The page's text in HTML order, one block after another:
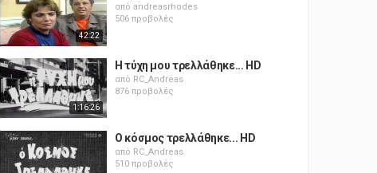
42:22
από andreasrhodes
506 προβολές
1:16:26
Η τύχη μου τρελλάθηκε... HD
από RC_Andreas
876 προβολές
Ο κόσμος τρελλάθηκε... HD
από RC_Andreas
510 προβολές